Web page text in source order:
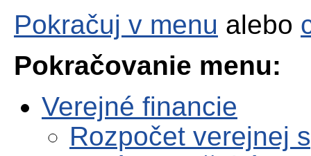
Pokračuj v menu alebo
Pokračovanie menu:
Verejné financie
Rozpočet verejnej